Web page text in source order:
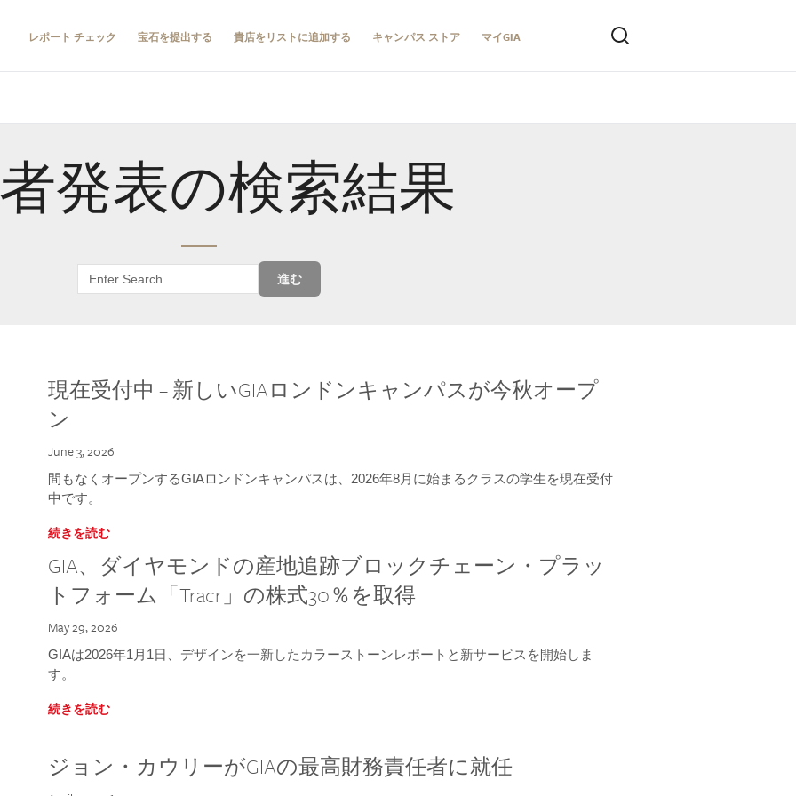
レポート チェック 宝石を提出する 貴店をリストに追加する キャンパス ストア マイGIA
発表の検索結果
進む
現在受付中 – 新しいGIAロンドンキャンパスが今秋オープ
ン
June 3, 2026
間もなくオープンするGIAロンドンキャンパスは、2026年8月に始まるクラスの学生を現在受付
中です。
続きを読む
GIA、ダイヤモンドの産地追跡ブロックチェーン・プラッ
トフォーム「Tracr」の株式30％を取得
May 29, 2026
GIAは2026年1月1日、デザインを一新したカラーストーンレポートと新サービスを開始しま
す。
続きを読む
ジョン・カウリーがGIAの最高財務責任者に就任